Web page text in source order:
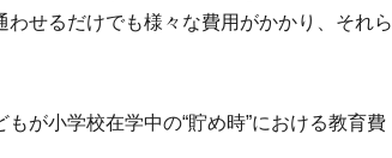
せるだけでも様々な費用がかかり、それら
が小学校在学中の“貯め時”における教育費